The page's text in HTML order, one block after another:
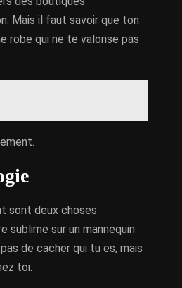
Mais il faut savoir que ton
robe qui ne te valorise pas
sont deux choses
sublime sur un mannequin
de cacher qui tu es, mais
toi.